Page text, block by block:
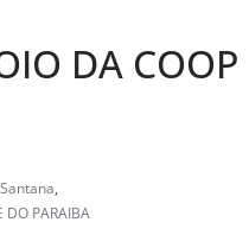
DA COOP
,
DO PARAIBA